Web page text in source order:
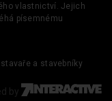
vlastnictví. Jejich
písemnému
a stavebníky
by